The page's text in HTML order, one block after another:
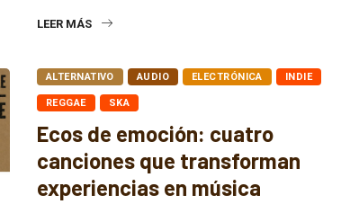
LEER MÁS
ALTERNATIVO AUDIO ELECTRÓNICA INDIE
REGGAE SKA
Ecos de emoción: cuatro
canciones que transforman
experiencias en música